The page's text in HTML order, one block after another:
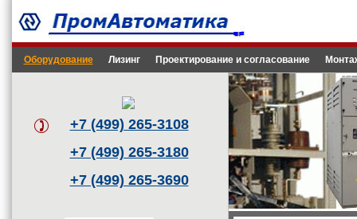
Оборудование Лизинг Проектирование и согласование
+7 (499) 265-3108
+7 (499) 265-3180
+7 (499) 265-3690